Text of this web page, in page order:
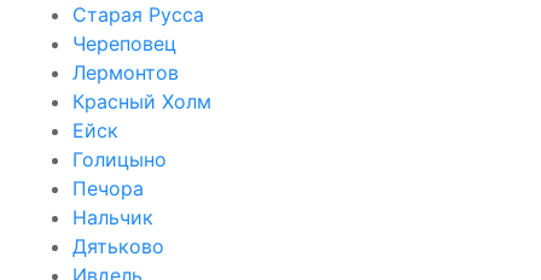
Старая Русса
Череповец
Лермонтов
Красный Холм
Ейск
Голицыно
Печора
Нальчик
Дятьково
Ивдель